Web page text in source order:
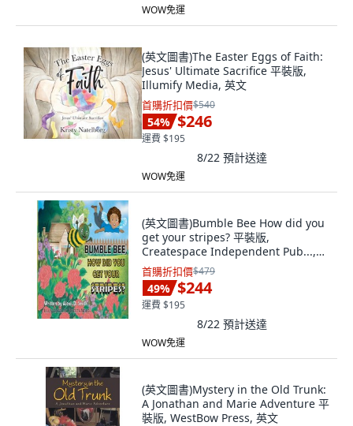
WOW免運
(英文圖書)The Easter Eggs of Faith:
Jesus' Ultimate Sacrifice 平裝版,
Illumify Media, 英文
首購折扣價$540
54% $246
運費 $195
8/22 預計送達
WOW免運
(英文圖書)Bumble Bee How did you
get your stripes? 平裝版,
Createspace Independent Pub...,
英文
首購折扣價$479
49% $244
運費 $195
8/22 預計送達
WOW免運
(英文圖書)Mystery in the Old Trunk:
A Jonathan and Marie Adventure 平
裝版, WestBow Press, 英文